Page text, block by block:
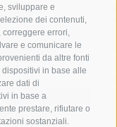
sviluppare e
dei contenuti,
errori,
e comunicare le
da altre fonti
in base alle
dati di
in base a
prestare, rifiutare o
sostanziali.
incidente
lubrense
polizia municipale
sant'agnello